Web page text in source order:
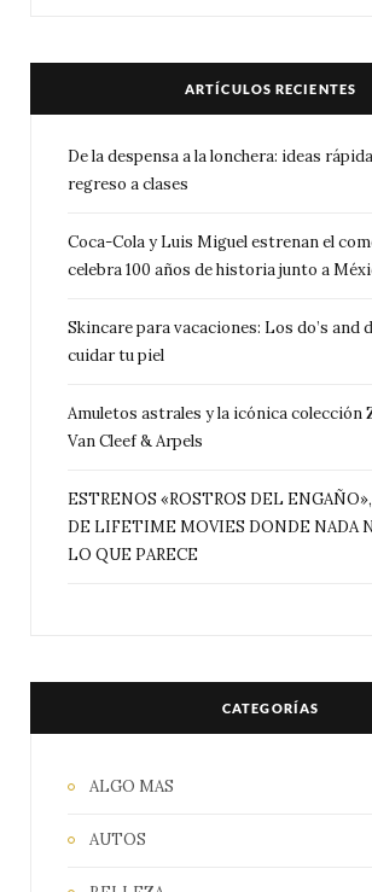
ARTÍCULOS RECIENTES
De la despensa a la lonchera: ideas
regreso a clases
Coca-Cola y Luis Miguel estrenan el
celebra 100 años de historia junto a
Skincare para vacaciones: Los do’s and
cuidar tu piel
Amuletos astrales y la icónica colección
Van Cleef & Arpels
ESTRENOS «ROSTROS DEL
DE LIFETIME MOVIES DONDE NADA
LO QUE PARECE
CATEGORÍAS
ALGO MAS
AUTOS